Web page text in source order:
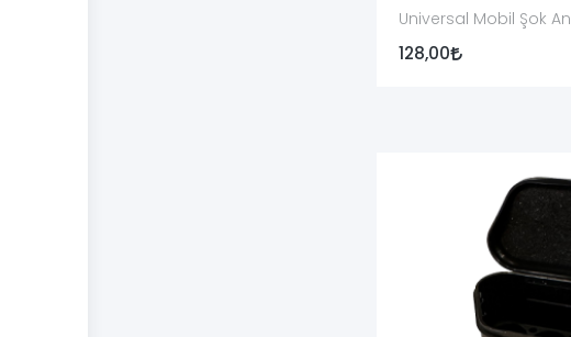
Uyumsuz parça eğilerek, törpülenerek, delinerek veya
Tetik, mekanizma, kilitleme, gaz sistemi ve emniyet
Tüfek ve mühimmat çocuklar ile yetkisiz kişilerin
Yedek Parça Montajı ve Teknik Servis
Kullanım kılavuzunda açıkça gösterilen temel temizlik ve
Universal Mobil Şok
128,00